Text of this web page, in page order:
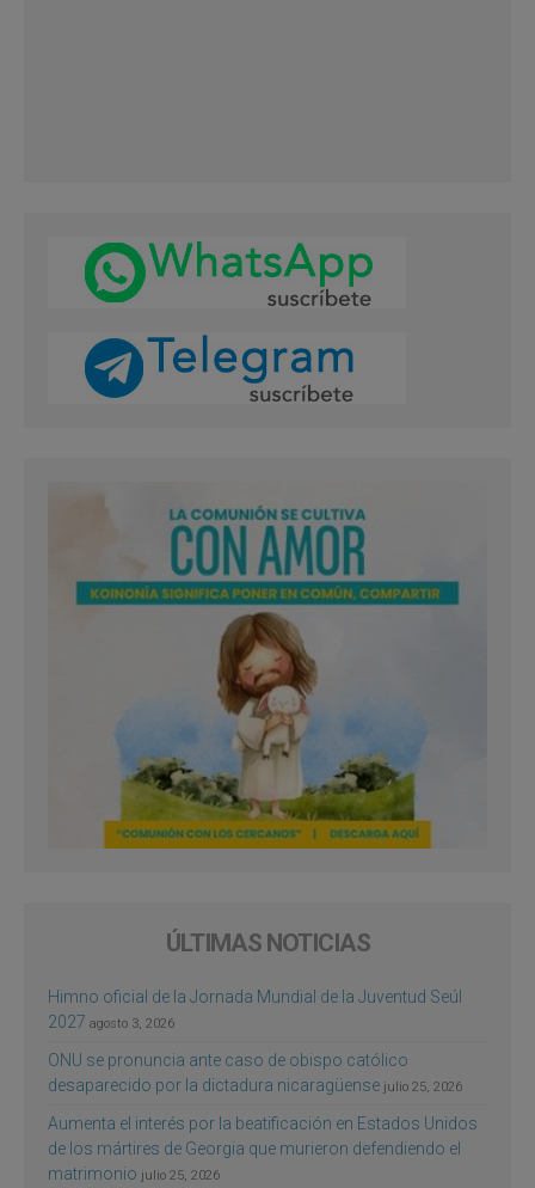
ÚLTIMAS NOTICIAS
Himno oficial de la Jornada Mundial de la Juventud Seúl
2027 agosto 3, 2026
ONU se pronuncia ante caso de obispo católico
desaparecido por la dictadura nicaragüense julio 25, 2026
Aumenta el interés por la beatificación en Estados Unidos
de los mártires de Georgia que murieron defendiendo el
matrimonio julio 25, 2026